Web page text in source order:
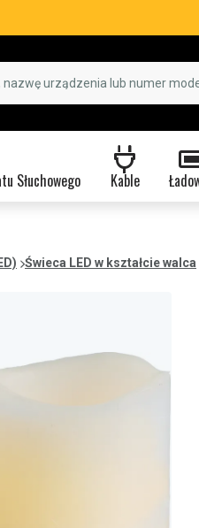
Słuchowego Kable
Świeca LED w kształcie walca